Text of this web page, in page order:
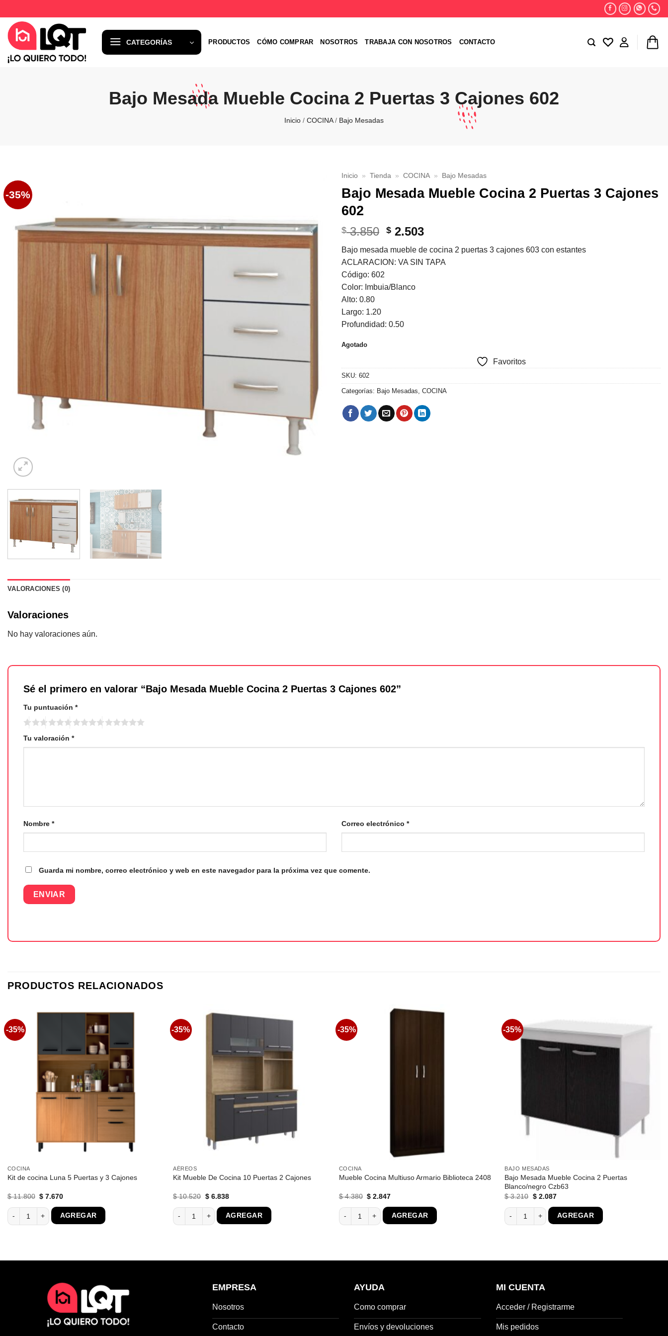
al
contenido
CATEGORÍAS PRODUCTOS CÓMO COMPRAR NOSOTROS TRABAJA CON NOSOTROS CONTACTO
Bajo Mesada Mueble Cocina 2 Puertas 3 Cajones 602
Inicio / COCINA / Bajo Mesadas
-35%
Inicio » Tienda » COCINA » Bajo Mesadas
Bajo Mesada Mueble Cocina 2 Puertas 3 Cajones
602
$3.850 El
original
era:
$ 2.503El
actual
es:
Bajo mesada mueble de cocina 2 puertas 3 cajones 603 con estantes
ACLARACION: VA SIN TAPA
Código: 602
Color: Imbuia/Blanco
Alto: 0.80
Largo: 1.20
Profundidad: 0.50
Agotado
Favoritos
SKU: 602
Categorías: Bajo Mesadas COCINA
VALORACIONES (0)
Valoraciones
No hay valoraciones aún.
Sé el primero en valorar “Bajo Mesada Mueble Cocina 2 Puertas 3 Cajones 602”
Tu puntuación *
Tu valoración *
Nombre * Correo electrónico *
Guarda mi nombre, correo electrónico y web en este navegador para la próxima vez que comente.
PRODUCTOS RELACIONADOS
-35%
COCINA
Kit de cocina Luna 5 Puertas y 3 Cajones
$11.800 El
original
era:
$ 11.800.
$ 7.670El
es:
$ 7.670.
Kit de cocina Luna 5 Puertas y 3 Cajones cantidad
AGREGAR
-35%
AÉREOS
Kit Mueble De Cocina 10 Puertas 2 Cajones
$10.520 El
original
era:
$ 10.520.
$6.838El
es:
$ 6.838.
Kit Mueble De Cocina 10 Puertas 2 Cajones cantidad
AGREGAR
-35%
COCINA
Mueble Cocina Multiuso Armario Biblioteca 2408
$4.380 El
original
era:
$ 4.380.
$ 2.847El
es:
$ 2.847.
Mueble Cocina Multiuso Armario Biblioteca 2408 cantidad
AGREGAR
-35%
BAJO MESADAS
Bajo Mesada Mueble Cocina 2 Puertas
Blanco/negro Czb63
$3.210 El
original
era:
$ 3.210.
$2.087El
es:
$ 2.087.
Bajo Mesada Mueble Cocina 2 Puertas Blanco/negro
AGREGAR
EMPRESA
Nosotros
Contacto
AYUDA
Como comprar
Envíos y devoluciones
MI CUENTA
Acceder / Registrarme
Mis pedidos